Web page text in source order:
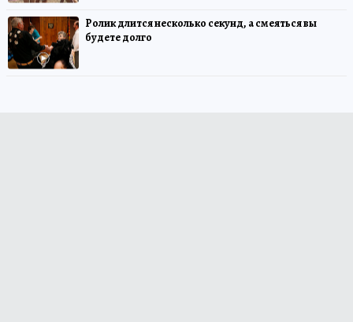
Ролик длится несколько секунд, а смеяться вы
будете долго